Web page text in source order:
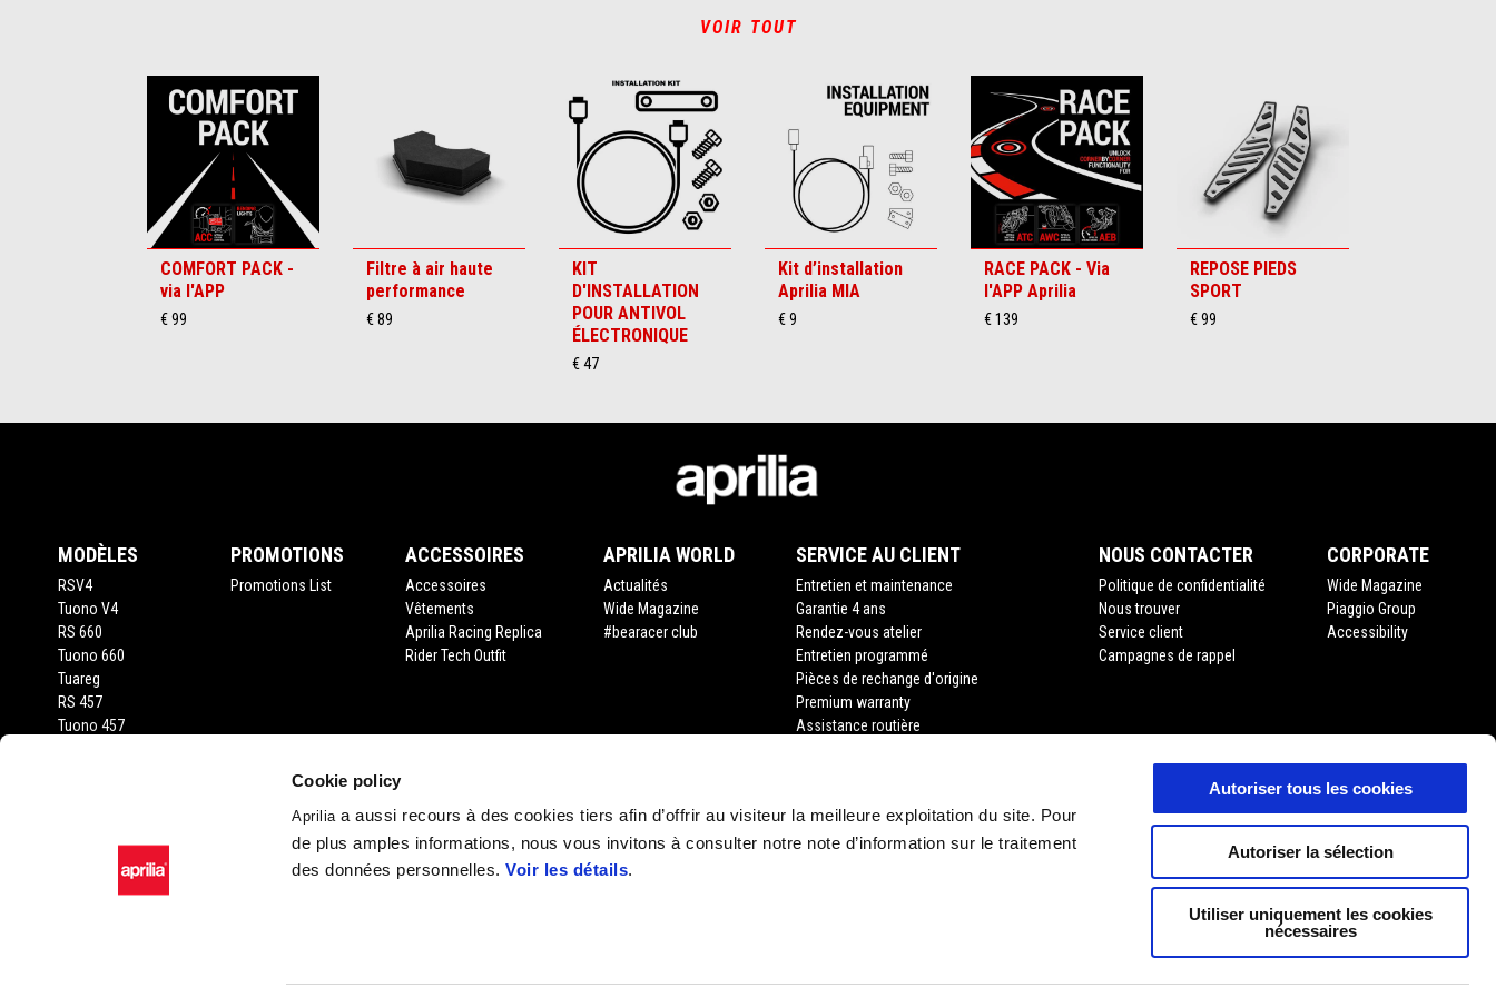
Cookie policy
Apriliaa aussi recours à des cookies tiers afin d’offrir au visiteur la meilleure exploitation du site. Pour
de plus amples informations, nous vous invitons à consulter notre note d’information sur le traitement
des données personnelles.Voir les détails.
Autoriser tous les cookies
Autoriser la sélection
Utiliser uniquement les cookies
nécessaires
VOIR TOUT
COMFORT PACK -
via l'APP
€ 99
Filtre à air haute
performance
€ 89
KIT
D'INSTALLATION
POUR ANTIVOL
ÉLECTRONIQUE
€ 47
Kit d’installation
Aprilia MIA
€ 9
RACE PACK - Via
l'APP Aprilia
€ 139
REPOSE PIEDS
SPORT
€ 99
Item
MODÈLES
RSV4
Tuono V4
RS 660
Tuono 660
Tuareg
RS 457
Tuono 457
SR GT 400
SR GT 125
PROMOTIONS
Promotions List
ACCESSOIRES
Accessoires
Vêtements
Aprilia Racing Replica
Rider Tech Outfit
APRILIA WORLD
Actualités
Wide Magazine
#bearacer club
SERVICE AU CLIENT
Entretien et maintenance
Garantie 4 ans
Rendez-vous atelier
Entretien programmé
Pièces de rechange d'origine
Premium warranty
Assistance routière
Demande de documents
NOUS CONTACTER
Politique de confidentialité
Nous trouver
Service client
Campagnes de rappel
CORPORATE
Wide Magazine
Piaggio Group
Accessibility